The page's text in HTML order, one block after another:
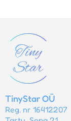
TinyStar OÜ
Reg. nr 16412207